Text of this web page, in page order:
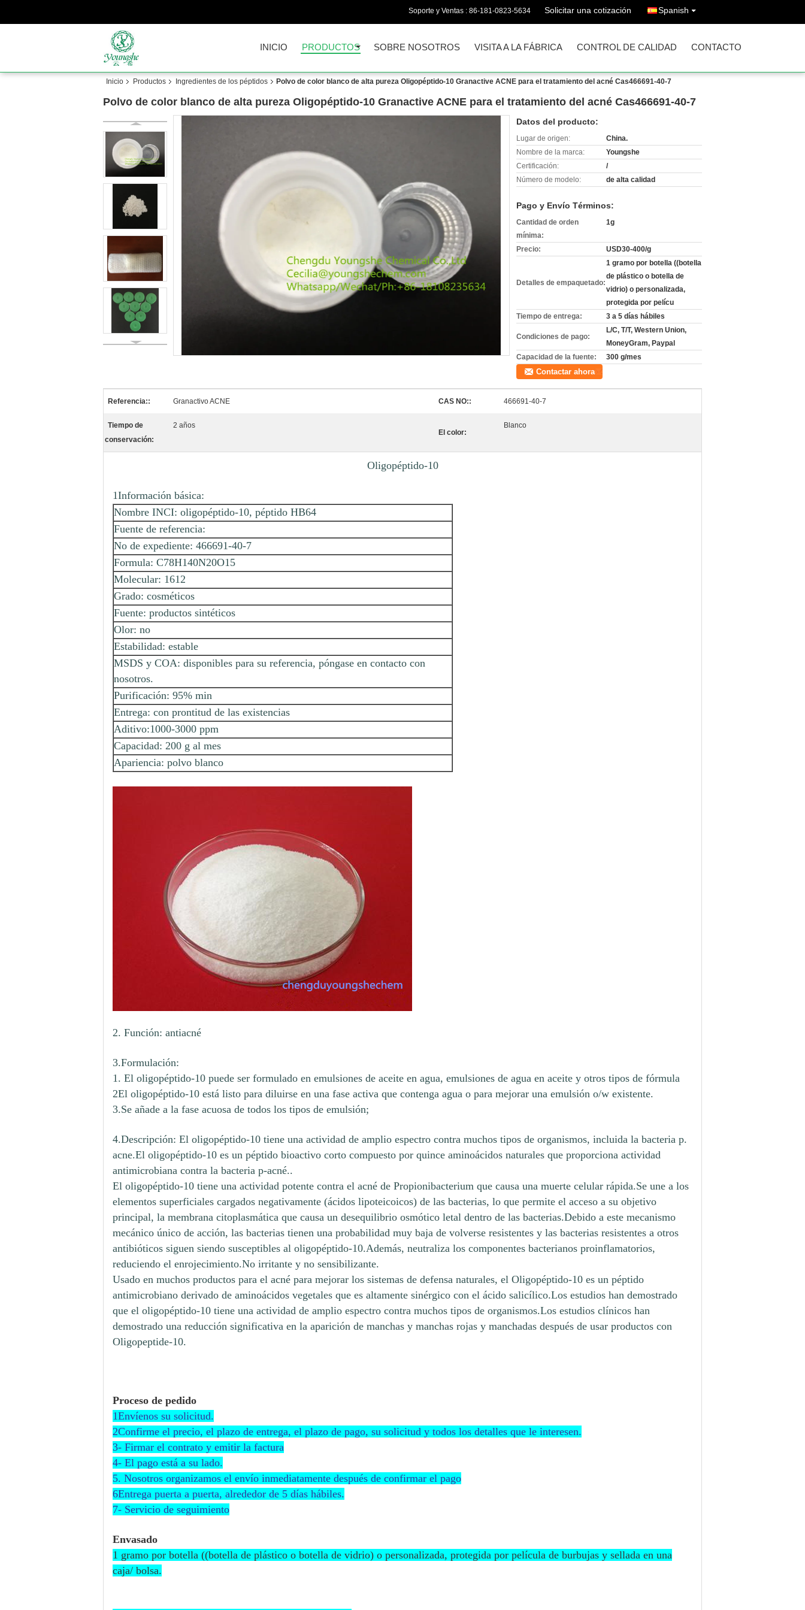
Soporte y Ventas : 86-181-0823-5634 Solicitar una cotización Spanish
INICIO PRODUCTOS SOBRE NOSOTROS VISITA A LA FÁBRICA CONTROL DE CALIDAD CONTACTO
Inicio Productos Ingredientes de los péptidos Polvo de color blanco de alta pureza Oligopéptido-10 Granactive ACNE para el tratamiento del acné Cas466691-40-7
Polvo de color blanco de alta pureza Oligopéptido-10 Granactive ACNE para el tratamiento del acné Cas466691-40-7
Datos del producto:
Lugar de origen:
China.
Nombre de la marca:
Youngshe
Certificación:
/
Número de modelo:
de alta calidad
Pago y Envío Términos:
Cantidad de orden
mínima:
1g
Precio: USD30-400/g
Detalles de empaquetado:
1 gramo por botella ((botella
de plástico o botella de
vidrio) o personalizada,
protegida por pelícu
Tiempo de entrega:
3 a 5 días hábiles
Condiciones de pago:
L/C, T/T, Western Union,
MoneyGram, Paypal
Capacidad de la fuente:
300 g/mes
Contactar ahora
Referencia:: Granactivo ACNE CAS NO:: 466691-40-7
Tiempo de
conservación:
2 años
El color:
Blanco
Oligopéptido-10
1Información básica:
Nombre INCI: oligopéptido-10, péptido HB64
Fuente de referencia:
No de expediente: 466691-40-7
Formula: C78H140N20O15
Molecular: 1612
Grado: cosméticos
Fuente: productos sintéticos
Olor: no
Estabilidad: estable
MSDS y COA: disponibles para su referencia, póngase en contacto con
nosotros.
Purificación: 95% min
Entrega: con prontitud de las existencias
Aditivo:1000-3000 ppm
Capacidad: 200 g al mes
Apariencia: polvo blanco
2. Función: antiacné
3.Formulación:
1. El oligopéptido-10 puede ser formulado en emulsiones de aceite en agua, emulsiones de agua en aceite y otros tipos de fórmula
2El oligopéptido-10 está listo para diluirse en una fase activa que contenga agua o para mejorar una emulsión o/w existente.
3.Se añade a la fase acuosa de todos los tipos de emulsión;
4.Descripción: El oligopéptido-10 tiene una actividad de amplio espectro contra muchos tipos de organismos, incluida la bacteria p.
acne.El oligopéptido-10 es un péptido bioactivo corto compuesto por quince aminoácidos naturales que proporciona actividad
antimicrobiana contra la bacteria p-acné..
El oligopéptido-10 tiene una actividad potente contra el acné de Propionibacterium que causa una muerte celular rápida.Se une a los
elementos superficiales cargados negativamente (ácidos lipoteicoicos) de las bacterias, lo que permite el acceso a su objetivo
principal, la membrana citoplasmática que causa un desequilibrio osmótico letal dentro de las bacterias.Debido a este mecanismo
mecánico único de acción, las bacterias tienen una probabilidad muy baja de volverse resistentes y las bacterias resistentes a otros
antibióticos siguen siendo susceptibles al oligopéptido-10.Además, neutraliza los componentes bacterianos proinflamatorios,
reduciendo el enrojecimiento.No irritante y no sensibilizante.
Usado en muchos productos para el acné para mejorar los sistemas de defensa naturales, el Oligopéptido-10 es un péptido
antimicrobiano derivado de aminoácidos vegetales que es altamente sinérgico con el ácido salicílico.Los estudios han demostrado
que el oligopéptido-10 tiene una actividad de amplio espectro contra muchos tipos de organismos.Los estudios clínicos han
demostrado una reducción significativa en la aparición de manchas y manchas rojas y manchadas después de usar productos con
Oligopeptide-10.
Proceso de pedido
1Envíenos su solicitud.
2Confirme el precio, el plazo de entrega, el plazo de pago, su solicitud y todos los detalles que le interesen.
3- Firmar el contrato y emitir la factura
4- El pago está a su lado.
5. Nosotros organizamos el envío inmediatamente después de confirmar el pago
6Entrega puerta a puerta, alrededor de 5 días hábiles.
7- Servicio de seguimiento
Envasado
1 gramo por botella ((botella de plástico o botella de vidrio) o personalizada, protegida por película de burbujas y sellada en una
caja/ bolsa.